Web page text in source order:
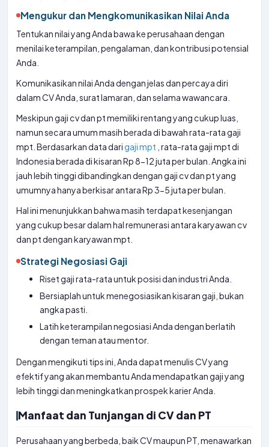
Mengukur dan Mengkomunikasikan Nilai Anda
Tentukan nilai yang Anda bawa ke perusahaan dengan
menilai keterampilan, pengalaman, dan kontribusi potensial
Anda.
Komunikasikan nilai Anda dengan jelas dan percaya diri
dalam CV Anda, surat lamaran, dan selama wawancara.
Meskipun gaji cv dan pt memiliki rentang yang cukup luas,
namun secara umum masih berada di bawah rata-rata gaji
mpt. Berdasarkan data dari gaji mpt , rata-rata gaji mpt di
Indonesia berada di kisaran Rp 8-12 juta per bulan. Angka ini
jauh lebih tinggi dibandingkan dengan gaji cv dan pt yang
umumnya hanya berkisar antara Rp 3-5 juta per bulan.
Hal ini menunjukkan bahwa masih terdapat kesenjangan
yang cukup besar dalam hal remunerasi antara karyawan cv
dan pt dengan karyawan mpt.
Strategi Negosiasi Gaji
Riset gaji rata-rata untuk posisi dan industri Anda.
Bersiaplah untuk menegosiasikan kisaran gaji, bukan
angka pasti.
Latih keterampilan negosiasi Anda dengan berlatih
dengan teman atau mentor.
Dengan mengikuti tips ini, Anda dapat menulis CV yang
efektif yang akan membantu Anda mendapatkan gaji yang
lebih tinggi dan meningkatkan prospek karier Anda.
Manfaat dan Tunjangan di CV dan PT
Perusahaan yang berbeda, baik CV maupun PT, menawarkan